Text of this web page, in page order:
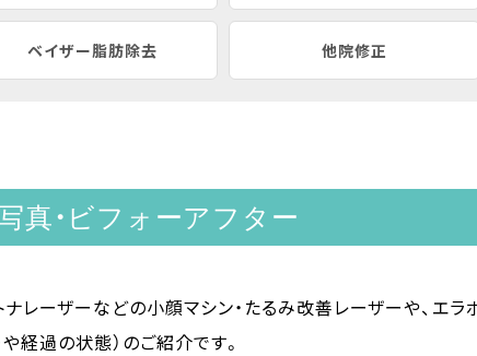
ベイザー脂肪除去 他院修正
真・ビフォーアフター
レーザーなどの小顔マシン・たるみ改善レーザーや、エラ
経過の状態）のご紹介です。